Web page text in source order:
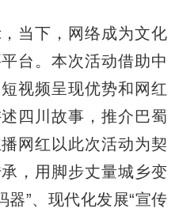
下，网络成为文化
台。本次活动借助中
视频呈现优势和网红
四川故事，推介巴蜀
网红以此次活动为契
，用脚步丈量城乡变
器”、现代化发展“宣传